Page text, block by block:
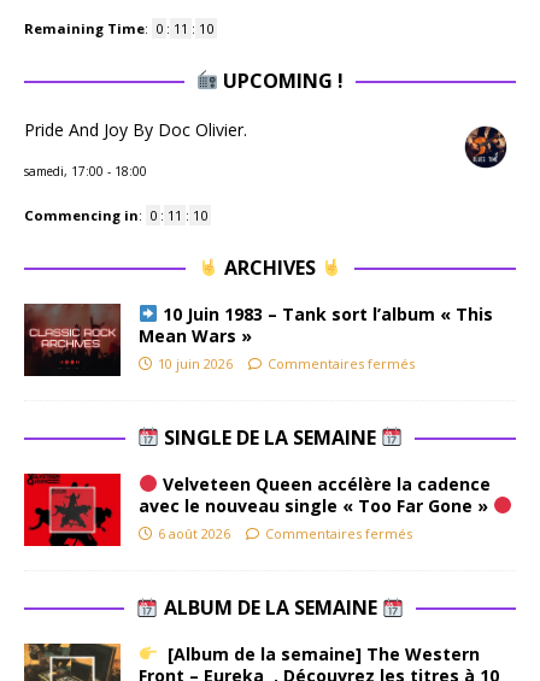
Remaining Time: 0 : 11 : 09
UPCOMING !
Pride And Joy By Doc Olivier.
samedi, 17:00 - 18:00
Commencing in: 0 : 11 : 09
ARCHIVES
10 Juin 1983 – Tank sort l’album « This
Mean Wars »
10 juin 2026 Commentaires fermés
SINGLE DE LA SEMAINE
Velveteen Queen accélère la cadence
avec le nouveau single « Too Far Gone »
6 août 2026 Commentaires fermés
ALBUM DE LA SEMAINE
[Album de la semaine] The Western
Front – Eureka . Découvrez les titres à 10